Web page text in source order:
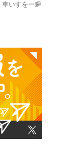
いすを一瞬